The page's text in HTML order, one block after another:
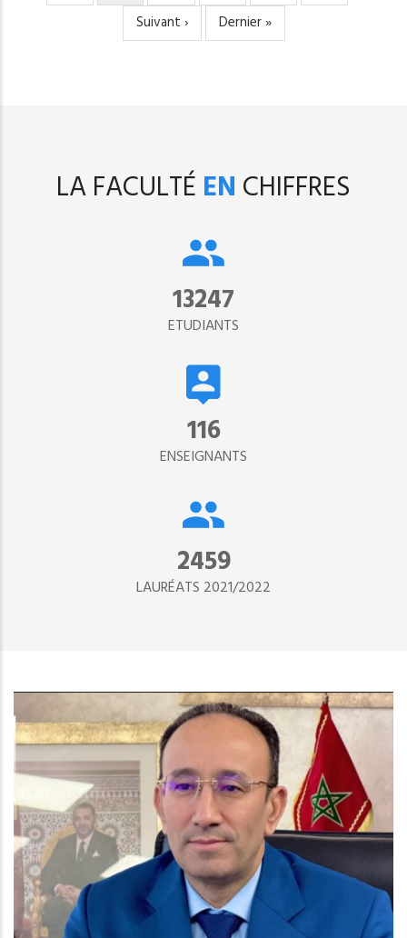
courante
Page
suivante
Suivant ›
Dernière
page
Dernier »
LA FACULTÉ EN CHIFFRES
15302
ETUDIANTS
134
ENSEIGNANTS
2890
LAURÉATS 2021/2022